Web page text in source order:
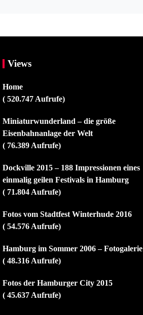
Views
Home
( 520.747 Aufrufe)
Miniaturwunderland – die größe
Eisenbahnanlage der Welt
( 76.389 Aufrufe)
Dockville 2015 – 188 Impressionen eines
einmalig geilen Festivals in Hamburg
( 71.804 Aufrufe)
Fotos vom Stadtfest Winterhude 2016
( 54.576 Aufrufe)
Hamburg im Sommer 2006 – Fotogalerie
( 48.316 Aufrufe)
Fotos der Hamburger City 2015
( 45.637 Aufrufe)